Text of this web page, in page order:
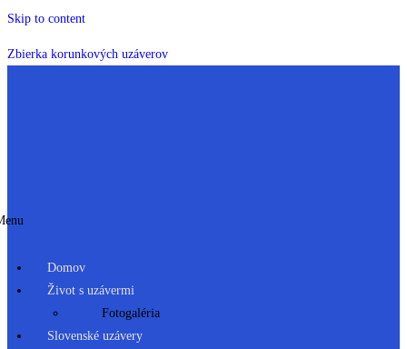
Skip to content
Zbierka korunkových uzáverov
Domov
Život s uzávermi
Fotogaléria
Slovenské uzávery